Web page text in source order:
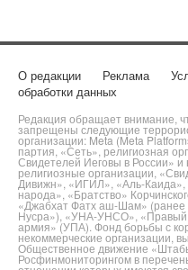
О редакции Реклама
обработки данных
Редакция обращает внимание,
запрещены следующие
организации: Meta (Meta
партия, «Сеть», религиозная
Свидетелей Иеговы в России» и
религиозные организации,
Дивижн», «ИГИЛ», «Аль-Каида»,
народа», «Братство»
«Джабхат Фатх аш-Шам» (ранее
Нусра»), «УНА-УНСО», «Правый
армия» (УПА). Фонд борьбы с
некоммерческие организации,
Общественное движение
Росфинмониторингом в